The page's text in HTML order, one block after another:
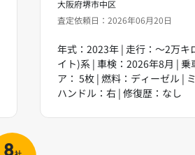
大阪府堺市中区
査定依頼日：2026年06月20日
年式：2023年 | 走行：～2万キ
イト)系 | 車検：2026年8月 | 乗
ア： 5枚 | 燃料：ディーゼル |
ハンドル：右 | 修復歴：なし